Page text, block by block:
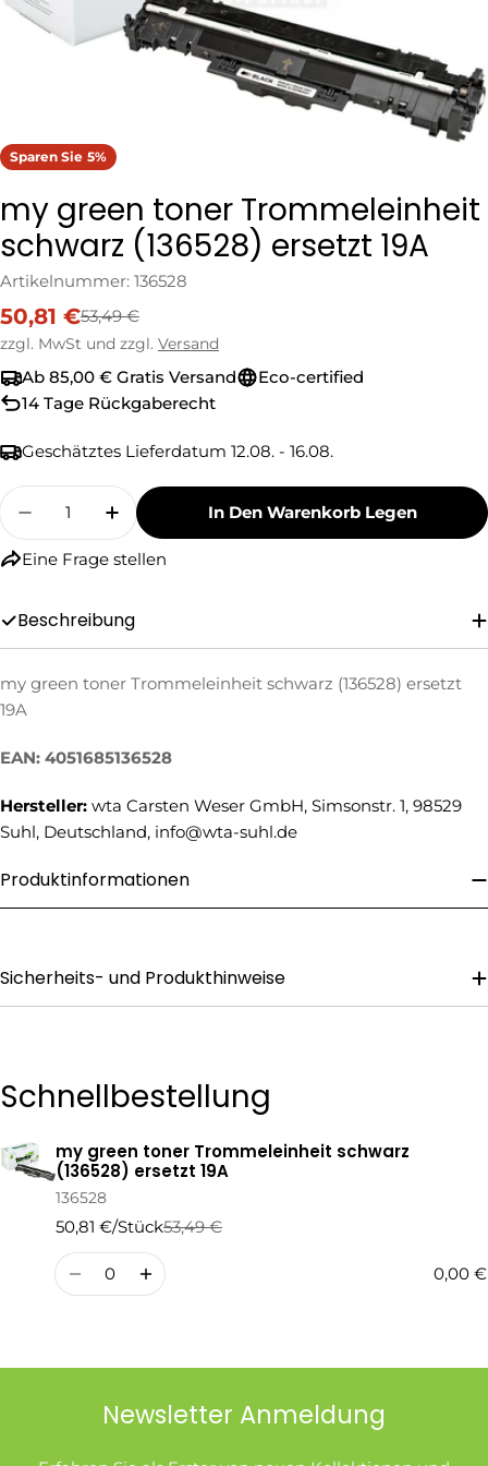
Sparen Sie 5%
my green toner Trommeleinheit
schwarz (136528) ersetzt 19A
Artikelnummer: 136528
Verkaufspreis
50,81 €
Regulärer
Preis
53,49 €
zzgl. MwSt und zzgl. Versand
Ab 85,00 € Gratis Versand
Eco-certified
14 Tage Rückgaberecht
Geschätztes Lieferdatum 12.08. - 16.08.
Menge
Menge Für My Green Toner Trommeleinheit
Menge Für My Green Toner
In Den Warenkorb Legen
Eine Frage stellen
Ihr
Ihre
E-
Ihre
Telefonnummer
Frage Senden
Beschreibung
my green toner Trommeleinheit schwarz (136528) ersetzt
19A
EAN: 4051685136528
Hersteller: wta Carsten Weser GmbH, Simsonstr. 1, 98529
Suhl, Deutschland, info@wta-suhl.de
Produktinformationen
Sicherheits- und Produkthinweise
Schnellbestellung
Ihr
Warenkorb
my green toner Trommeleinheit schwarz
(136528) ersetzt 19A
136528
50,81 €/Stück
Regulärer
Preis
53,49 €
Verkaufspreis
Menge
0,00 €
Newsletter Anmeldung